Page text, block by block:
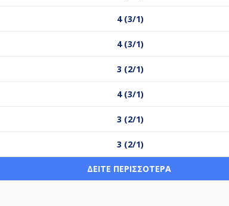
4 (3/1)
4 (3/1)
3 (2/1)
4 (3/1)
3 (2/1)
3 (2/1)
ΔΕΊΤΕ ΠΕΡΙΣΣΌΤΕΡΑ